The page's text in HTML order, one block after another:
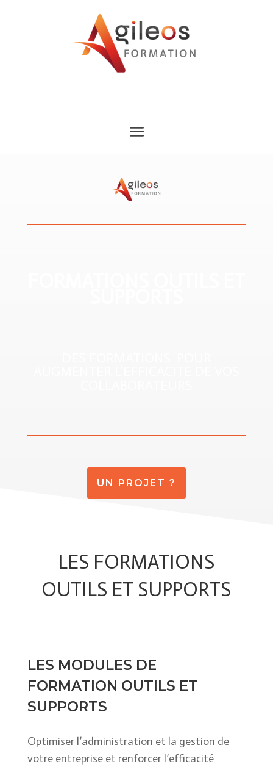
UN PROJET ?
LES FORMATIONS
OUTILS ET SUPPORTS
LES MODULES DE
FORMATION OUTILS ET
SUPPORTS
Optimiser l’administration et la gestion de
votre entreprise et renforcer l’efficacité